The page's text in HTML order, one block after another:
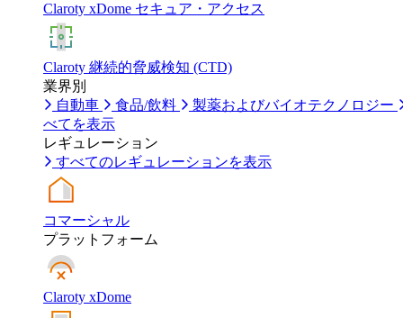
Claroty xDome セキュア・アクセス
Claroty 継続的脅威検知 (CTD)
業界別
自動車
食品/飲料
製薬およびバイオテクノロジー
べてを表示
レギュレーション
すべてのレギュレーションを表示
コマーシャル
プラットフォーム
Claroty xDome